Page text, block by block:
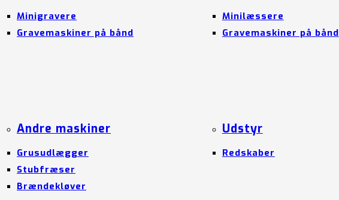
Minigravere
Gravemaskiner på bånd
Minilæssere
Gravemaskiner på bånd
Andre maskiner
Grusudlægger
Stubfræser
Brændekløver
Udstyr
Redskaber